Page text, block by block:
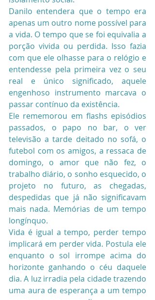
Danilo entendera que o tempo era
apenas um outro nome possível para
a vida. O tempo que se foi equivalia a
porção vivida ou perdida. Isso fazia
com que ele olhasse para o relógio e
entendesse pela primeira vez o seu
real e único significado, aquele
engenhoso instrumento marcava o
passar contínuo da existência.
Ele rememorou em flashs episódios
passados, o papo no bar, o ver
televisão a tarde deitado no sofá, o
futebol com os amigos, a ressaca de
domingo, o amor que não fez, o
trabalho diário, o sonho esquecido, o
projeto no futuro, as chegadas,
despedidas que já não significavam
mais nada. Memórias de um tempo
longínquo.
Vida é igual a tempo, perder tempo
implicará em perder vida. Postula ele
enquanto o sol irrompe acima do
horizonte ganhando o céu daquele
dia. A luz irradia pela cidade trazendo
uma aura de esperança a um tempo